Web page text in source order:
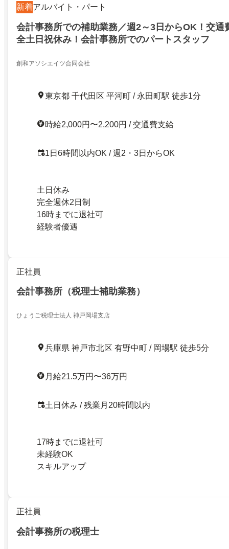
新着アルバイト・パート
会計事務所での補助業務／週2～3日からOK！交通
全土日祝休み！会計事務所でのパートスタッフ
創和アソシエイツ合同会社
東京都 千代田区 平河町 / 永田町駅 徒歩1分
時給2,000円〜2,200円 / 交通費支給
1日6時間以内OK / 週2・3日からOK
土日休み
完全週休2日制
16時までに退社可
経験者優遇
正社員
会計事務所（税理士補助業務）
ひょうご税理士法人 神戸岡場支店
兵庫県 神戸市北区 有野中町 / 岡場駅 徒歩5分
月給21.5万円〜36万円
土日休み / 残業月20時間以内
17時までに退社可
未経験OK
スキルアップ
正社員
会計事務所の税理士